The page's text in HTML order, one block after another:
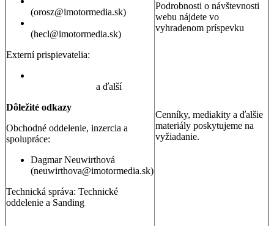
(orosz@imotormedia.sk)
(hecl@imotormedia.sk)
Externí prispievatelia:
a ďalší
Dôležité odkazy
Obchodné oddelenie, inzercia a
spolupráce:
Dagmar Neuwirthová
(neuwirthova@imotormedia.sk)
Technická správa: Technické
oddelenie a Sanding
Podrobnosti o návštevnosti
webu nájdete vo
vyhradenom príspevku
Cenníky, mediakity a ďalšie
materiály poskytujeme na
vyžiadanie.